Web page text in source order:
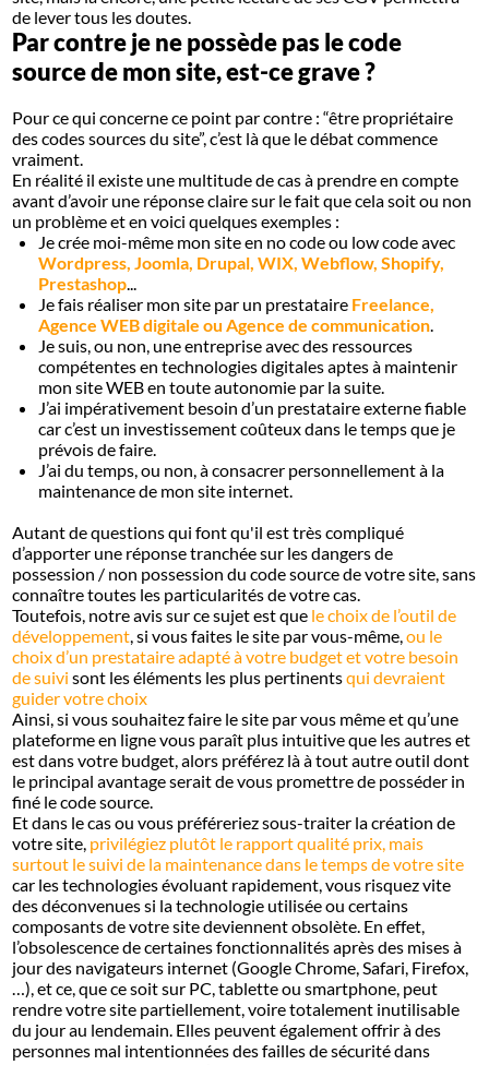
de lever tous les doutes.
Par contre je ne possède pas le code
source de mon site, est-ce grave ?
Pour ce qui concerne ce point par contre : “être propriétaire
des codes sources du site”, c’est là que le débat commence
vraiment.
En réalité il existe une multitude de cas à prendre en compte
avant d’avoir une réponse claire sur le fait que cela soit ou non
un problème et en voici quelques exemples :
Je crée moi-même mon site en no code ou low code avec
Wordpress, Joomla, Drupal, WIX, Webflow, Shopify,
Prestashop...
Je fais réaliser mon site par un prestataire Freelance,
Agence WEB digitale ou Agence de communication.
Je suis, ou non, une entreprise avec des ressources
compétentes en technologies digitales aptes à maintenir
mon site WEB en toute autonomie par la suite.
J’ai impérativement besoin d’un prestataire externe fiable
car c’est un investissement coûteux dans le temps que je
prévois de faire.
J’ai du temps, ou non, à consacrer personnellement à la
maintenance de mon site internet.
Autant de questions qui font qu'il est très compliqué
d’apporter une réponse tranchée sur les dangers de
possession / non possession du code source de votre site, sans
connaître toutes les particularités de votre cas.
Toutefois, notre avis sur ce sujet est que le choix de l’outil de
développement, si vous faites le site par vous-même,ou le
choix d’un prestataire adapté à votre budget et votre besoin
de suivi sont les éléments les plus pertinentsqui devraient
guider votre choix
Ainsi, si vous souhaitez faire le site par vous même et qu’une
plateforme en ligne vous paraît plus intuitive que les autres et
est dans votre budget, alors préférez là à tout autre outil dont
le principal avantage serait de vous promettre de posséder in
finé le code source.
Et dans le cas ou vous préféreriez sous-traiter la création de
votre site, privilégiez plutôt le rapport qualité prix, mais
surtout le suivi de la maintenance dans le temps de votre site
car les technologies évoluant rapidement, vous risquez vite
des déconvenues si la technologie utilisée ou certains
composants de votre site deviennent obsolète. En effet,
l’obsolescence de certaines fonctionnalités après des mises à
jour des navigateurs internet (Google Chrome, Safari, Firefox,
…), et ce, que ce soit sur PC, tablette ou smartphone, peut
rendre votre site partiellement, voire totalement inutilisable
du jour au lendemain. Elles peuvent également offrir à des
personnes mal intentionnées des failles de sécurité dans